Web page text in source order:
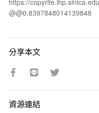
@@0.8397848014139848
分享本文
資源連結